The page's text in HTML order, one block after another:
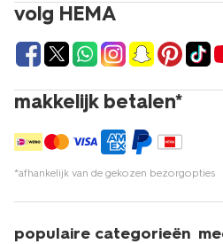
volg HEMA
makkelijk betalen*
*afhankelijk van de gekozen bezorgopties
populaire categorieën